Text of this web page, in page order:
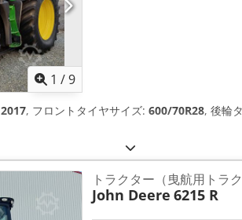
1 /9
2017, フロントタイヤサイズ: 600/70R28, 後輪
トラクター（曳航用トラ
John Deere 6215 R